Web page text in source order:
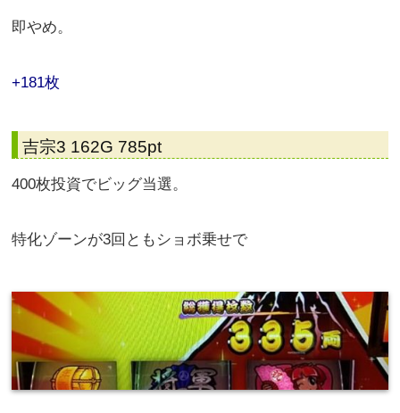
即やめ。
+181枚
吉宗3 162G 785pt
400枚投資でビッグ当選。
特化ゾーンが3回ともショボ乗せで